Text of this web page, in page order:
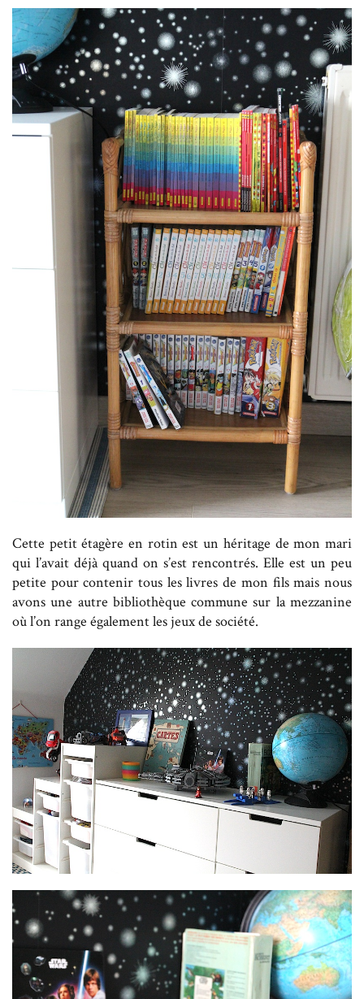
Cette petit étagère en rotin est un héritage de mon mari
qui l’avait déjà quand on s’est rencontrés. Elle est un peu
petite pour contenir tous les livres de mon fils mais nous
avons une autre bibliothèque commune sur la mezzanine
où l’on range également les jeux de société.